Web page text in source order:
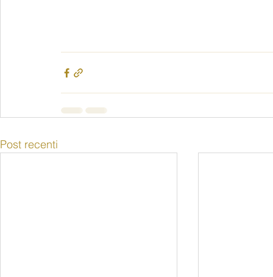
Post recenti